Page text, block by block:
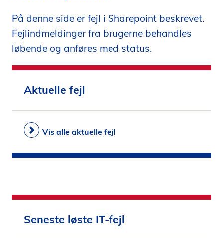
l
d
p
å
s
d
n
På denne side er fejl i Sharepoint beskrevet.
Fejlindmeldinger fra brugerne behandles
løbende og anføres med status.
Aktuelle fejl
Vis alle aktuelle fejl
Seneste løste IT-fejl